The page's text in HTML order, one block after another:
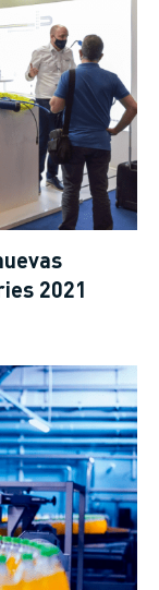
2021